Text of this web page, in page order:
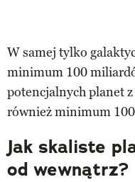
W samej tylko
minimum 100
potencjalnych planet
również minimum
Jak skaliste
od wewnątrz?